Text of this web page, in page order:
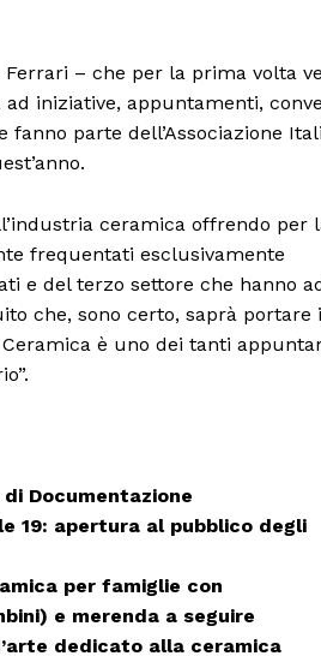
Menu
Canale TV 70/80/90
CONTENUTI
Ferrari – che per la prima volta
iniziative, appuntamenti,
parte dell’Associazione
ceramica offrendo per
frequentati esclusivamente
e del terzo settore che hanno
che, sono certo, saprà portare
è uno dei tanti
Documentazione
19: apertura al pubblico degli
per famiglie con
e merenda a seguire
dedicato alla ceramica